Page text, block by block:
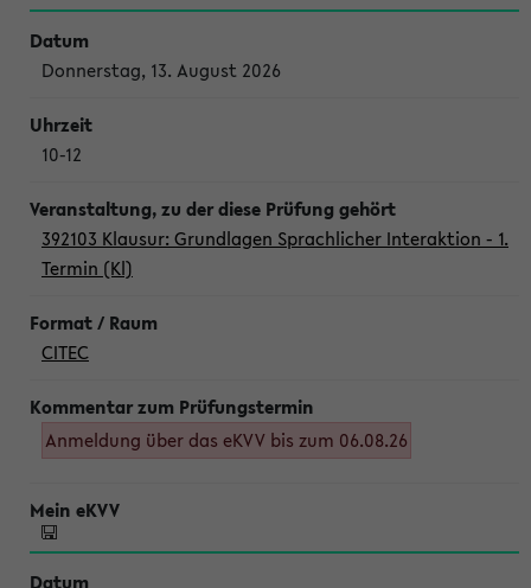
Donnerstag, 13. August 2026
10-12
392103 Klausur: Grundlagen Sprachlicher Interaktion - 1.
Termin (Kl)
CITEC
Anmeldung über das eKVV bis zum 06.08.26